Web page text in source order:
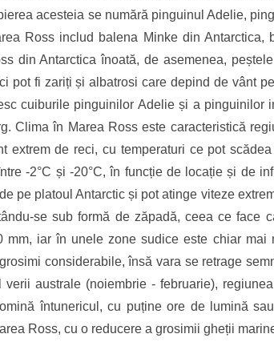
acesteia se numără pinguinul Adelie,
Ross includ balena Minke din
din Antarctica înoată, de asemenea,
pot fi zariți și albatrosi care depind de vânt
cuiburile pinguinilor Adelie și a
Clima în Marea Ross este caracteristică
extrem de reci, cu temperaturi ce pot
-2°C și -20°C, în funcție de locație și de
pe platoul Antarctic și pot atinge viteze
se sub formă de zăpadă, ceea ce
mm, iar în unele zone sudice este chiar
considerabile, însă vara se retrage
australe (noiembrie - februarie),
întunericul, cu puține ore de lumină
Ross, cu o reducere a grosimii gheții